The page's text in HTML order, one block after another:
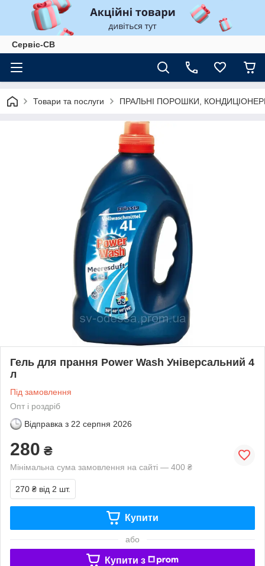
Сервіс-СВ
Товари та послуги ПРАЛЬНІ ПОРОШКИ,
Гель для прання Power Wash Універсальний 4
л
Під замовлення
Опт і роздріб
Відправка з 22 серпня 2026
280 ₴
Мінімальна сума замовлення на сайті — 400 ₴
270 ₴ від 2 шт.
Купити
або
Купити з